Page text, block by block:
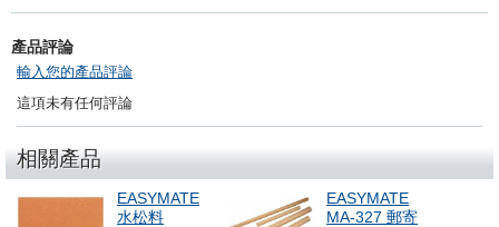
產品評論
輸入您的產品評論
這項未有任何評論
相關產品
EASYMATE
水松料
EASYMATE
MA-327 郵寄